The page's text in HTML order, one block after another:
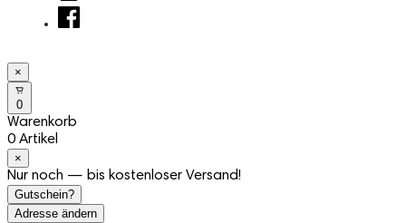
×
0
Warenkorb
0 Artikel
×
Nur noch — bis kostenloser Versand!
Gutschein?
Adresse ändern